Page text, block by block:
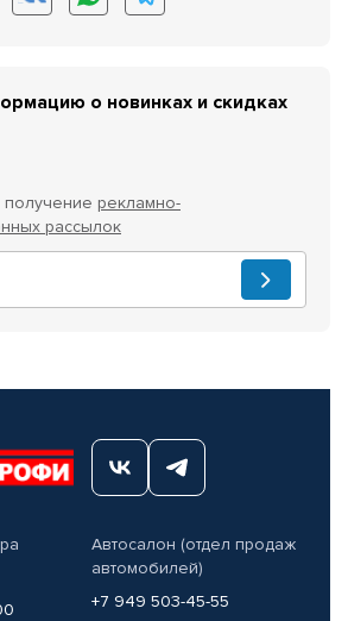
о новинках и скидках
получение рекламно-
рассылок
Автосалон (отдел продаж
автомобилей)
+7 949 503-45-55